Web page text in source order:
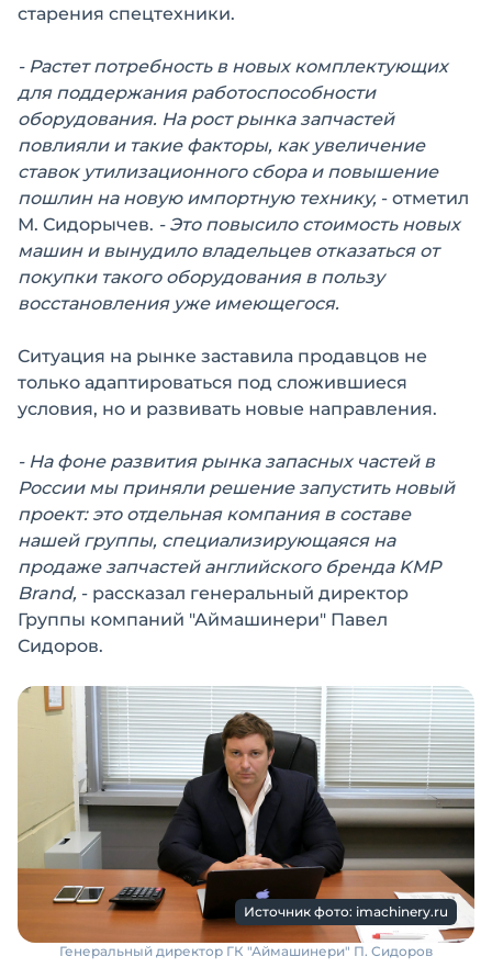
старения спецтехники.
- Растет потребность в новых комплектующих
для поддержания работоспособности
оборудования. На рост рынка запчастей
повлияли и такие факторы, как увеличение
ставок утилизационного сбора и повышение
пошлин на новую импортную технику, - отметил
М. Сидорычев. - Это повысило стоимость новых
машин и вынудило владельцев отказаться от
покупки такого оборудования в пользу
восстановления уже имеющегося.
Ситуация на рынке заставила продавцов не
только адаптироваться под сложившиеся
условия, но и развивать новые направления.
- На фоне развития рынка запасных частей в
России мы приняли решение запустить новый
проект: это отдельная компания в составе
нашей группы, специализирующаяся на
продаже запчастей английского бренда KMP
Brand, - рассказал генеральный директор
Группы компаний "Аймашинери" Павел
Сидоров.
Источник фото: imachinery.ru
Генеральный директор ГК "Аймашинери" П. Сидоров